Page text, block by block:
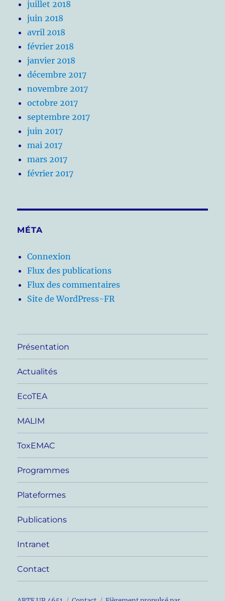
juillet 2018
juin 2018
avril 2018
février 2018
janvier 2018
décembre 2017
novembre 2017
octobre 2017
septembre 2017
juin 2017
mai 2017
mars 2017
février 2017
MÉTA
Connexion
Flux des publications
Flux des commentaires
Site de WordPress-FR
Présentation
Actualités
EcoTEA
MALIM
ToxEMAC
Programmes
Plateformes
Publications
Intranet
Contact